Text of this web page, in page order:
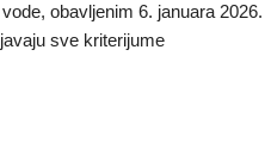
obavljenim 6. januara 2026.
sve kriterijume